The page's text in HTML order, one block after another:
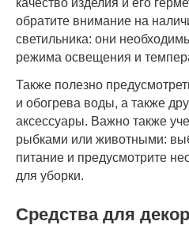
качество изделия и его
обратите внимание на
светильника: они
режима освещения и
Также полезно
и обогрева воды, а также
аксессуары. Важно также
рыбками или животными:
питание и предусмотрите
для уборки.
Средства для